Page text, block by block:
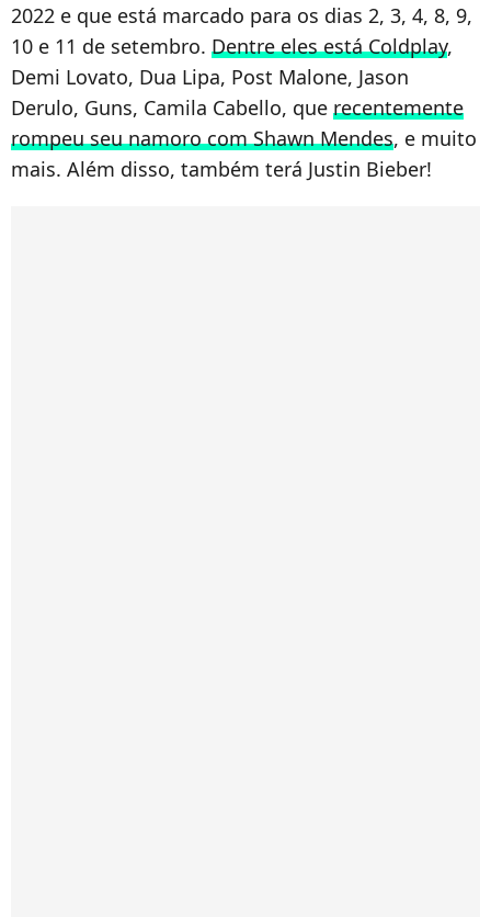
2022 e que está marcado para os dias 2, 3, 4, 8, 9,
10 e 11 de setembro. Dentre eles está Coldplay,
Demi Lovato, Dua Lipa, Post Malone, Jason
Derulo, Guns, Camila Cabello, que recentemente
rompeu seu namoro com Shawn Mendes, e muito
mais. Além disso, também terá Justin Bieber!